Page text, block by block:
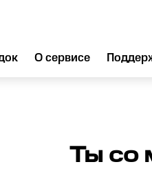
О сервисе
Ты со